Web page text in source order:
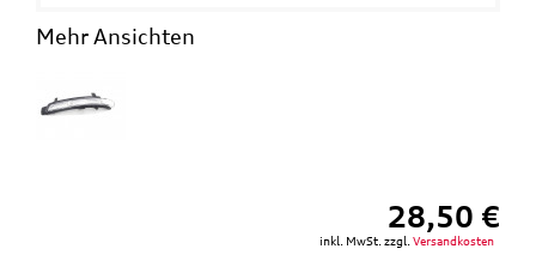
Mehr Ansichten
28,50 €
inkl. MwSt. zzgl. Versandkosten